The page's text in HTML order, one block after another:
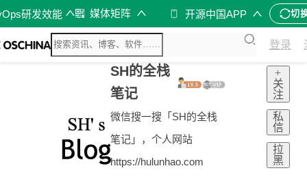
研发效能 媒体矩阵 开源中国APP 切
登录
SH的全栈
笔记
微信搜一搜「SH的全栈
笔记」，个人网站
https://hulunhao.com
+
关
注
私
信
拉
黑